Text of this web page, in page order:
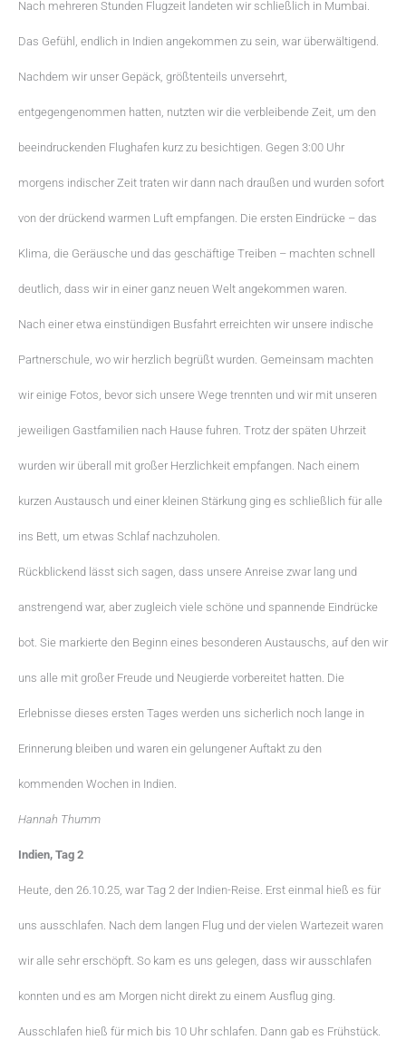
Nach mehreren Stunden Flugzeit landeten wir schließlich in Mumbai.
Das Gefühl, endlich in Indien angekommen zu sein, war überwältigend.
Nachdem wir unser Gepäck, größtenteils unversehrt,
entgegengenommen hatten, nutzten wir die verbleibende Zeit, um den
beeindruckenden Flughafen kurz zu besichtigen. Gegen 3:00 Uhr
morgens indischer Zeit traten wir dann nach draußen und wurden sofort
von der drückend warmen Luft empfangen. Die ersten Eindrücke – das
Klima, die Geräusche und das geschäftige Treiben – machten schnell
deutlich, dass wir in einer ganz neuen Welt angekommen waren.
Nach einer etwa einstündigen Busfahrt erreichten wir unsere indische
Partnerschule, wo wir herzlich begrüßt wurden. Gemeinsam machten
wir einige Fotos, bevor sich unsere Wege trennten und wir mit unseren
jeweiligen Gastfamilien nach Hause fuhren. Trotz der späten Uhrzeit
wurden wir überall mit großer Herzlichkeit empfangen. Nach einem
kurzen Austausch und einer kleinen Stärkung ging es schließlich für alle
ins Bett, um etwas Schlaf nachzuholen.
Rückblickend lässt sich sagen, dass unsere Anreise zwar lang und
anstrengend war, aber zugleich viele schöne und spannende Eindrücke
bot. Sie markierte den Beginn eines besonderen Austauschs, auf den wir
uns alle mit großer Freude und Neugierde vorbereitet hatten. Die
Erlebnisse dieses ersten Tages werden uns sicherlich noch lange in
Erinnerung bleiben und waren ein gelungener Auftakt zu den
kommenden Wochen in Indien.
Hannah Thumm
Indien, Tag 2
Heute, den 26.10.25, war Tag 2 der Indien-Reise. Erst einmal hieß es für
uns ausschlafen. Nach dem langen Flug und der vielen Wartezeit waren
wir alle sehr erschöpft. So kam es uns gelegen, dass wir ausschlafen
konnten und es am Morgen nicht direkt zu einem Ausflug ging.
Ausschlafen hieß für mich bis 10 Uhr schlafen. Dann gab es Frühstück.